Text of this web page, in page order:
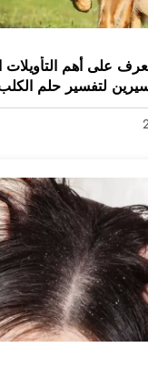
على أهم التأويلات
لتفسير حلم